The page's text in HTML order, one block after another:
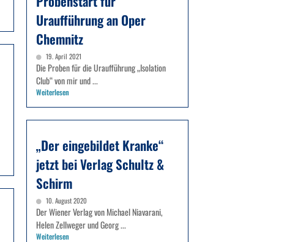
Uraufführung an Oper
Chemnitz
19. April 2021
Die Proben für die Uraufführung „Isolation
Club“ von mir und ...
Weiterlesen
„Der eingebildet Kranke“
jetzt bei Verlag Schultz &
Schirm
10. August 2020
Der Wiener Verlag von Michael Niavarani,
Helen Zellweger und Georg ...
Weiterlesen